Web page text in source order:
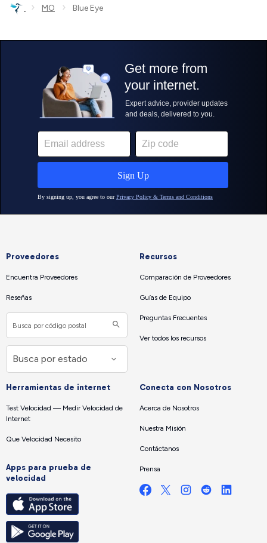
› MO › Blue Eye
Proveedores
Encuentra Proveedores
Reseñas
Recursos
Comparación de Proveedores
Guías de Equipo
Preguntas Frecuentes
Ver todos los recursos
Herramientas de internet
Test Velocidad — Medir Velocidad de
Internet
Que Velocidad Necesito
Apps para prueba de
velocidad
Conecta con Nosotros
Acerca de Nosotros
Nuestra Misión
Contáctanos
Prensa